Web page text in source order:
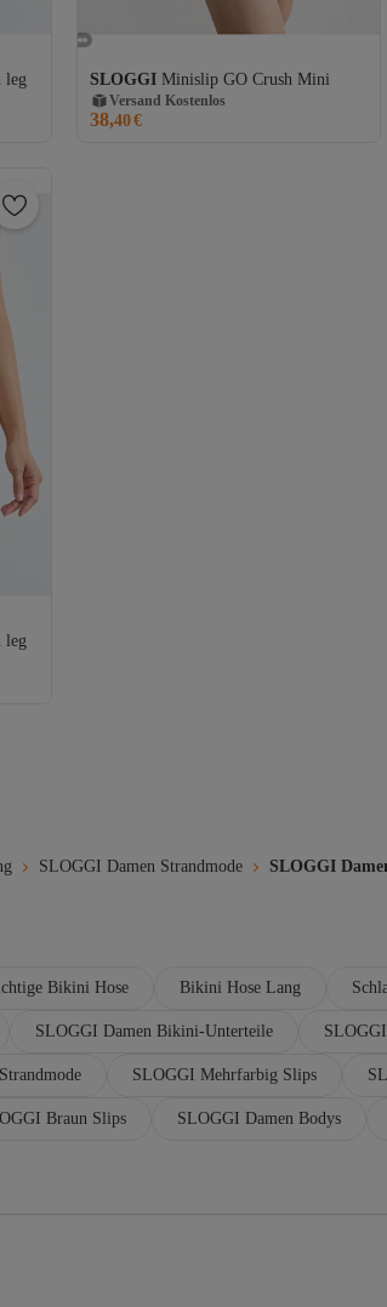
leg SLOGGI Minislip GO Crush Mini
Gratis Versand
Versand Kostenlos
38,40€
leg
SLOGGI Damen Strandmode SLOGGI
Bikini Hose Bikini Hose Lang
SLOGGI Damen Bikini-Unterteile
SLOGGI Mehrfarbig Slips
Braun Slips SLOGGI Damen Bodys